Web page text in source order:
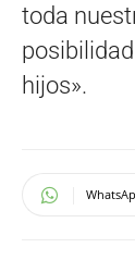
toda
hijos».